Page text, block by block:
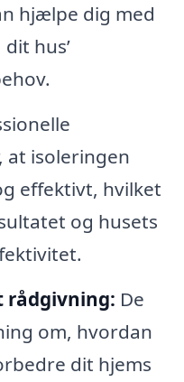
hjælpe dig med
hus’
at isoleringen
effektivt, hvilket
og husets
rådgivning: De
om, hvordan
dit hjems